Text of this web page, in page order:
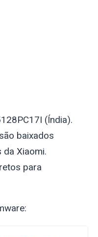
(Índia).
baixados
Xiaomi.
para